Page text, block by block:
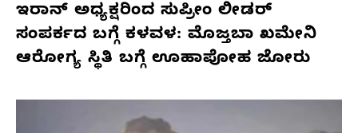
ಇರಾನ್ ಅಧ್ಯಕ್ಷರಿಂದ ಸುಪ್ರೀಂ ಲೀಡರ್
ಸಂಪರ್ಕದ ಬಗ್ಗೆ ಕಳವಳ: ಮೊಜ್ತಬಾ ಖಮೇನಿ
ಆರೋಗ್ಯ ಸ್ಥಿತಿ ಬಗ್ಗೆ ಊಹಾಪೋಹ ಜೋರು